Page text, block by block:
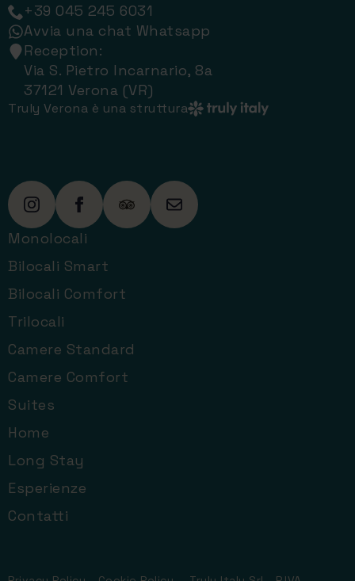
+39 045 245 6031
Avvia una chat Whatsapp
Reception:
Via S. Pietro Incarnario, 8a
37121 Verona (VR)
Truly Verona è una struttura
Home
Long Stay
Esperienze
Contatti
Camere Standard
Camere Comfort
Suites
Monolocali
Bilocali Smart
Bilocali Comfort
Trilocali